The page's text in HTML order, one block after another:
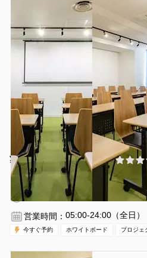
【初めて利用する方限定】名古屋伏見
¥1650 〜 ¥5830 /時間
伏見駅 徒歩3分
愛知県名古屋市
2時間〜
営業時間： 05:00-24:00（全日）
今すぐ予約 ホワイトボード プロジェ